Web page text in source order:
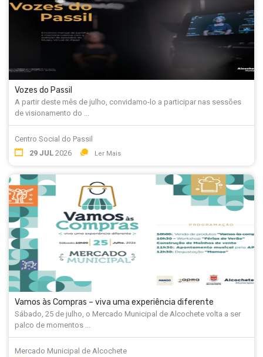
Vozes do Passil
A partir deste mês de julho, convidamo-lo a participar nas sessões
de visionamento do ...
Centro Social do Passil
29 JUL 2026 Ler Mais
Vamos às Compras – viva uma experiência diferente
Sábado, 25 de julho, o Mercado Municipal de Alcochete volta a ser
palco de momentos ...
Mercado Municipal de Alcochete